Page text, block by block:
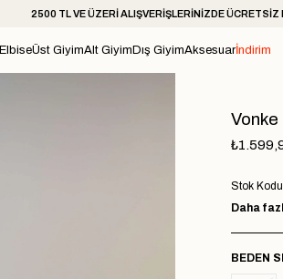
2500 TL VE ÜZERİ ALIŞVERİŞLERİNİZDE ÜCRETSİZ
ElbiseÜst GiyimAlt Giyim Dış GiyimAksesuarİndirim
Stok Kodu
Daha
BEDEN